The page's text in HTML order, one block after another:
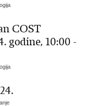
COST
godine, 10:00 -